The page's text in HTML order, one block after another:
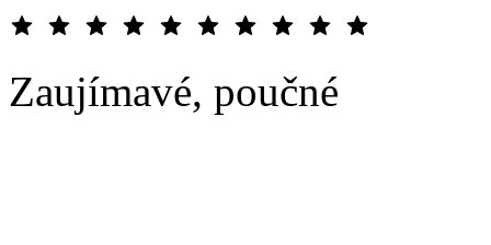
Zaujímavé, poučné